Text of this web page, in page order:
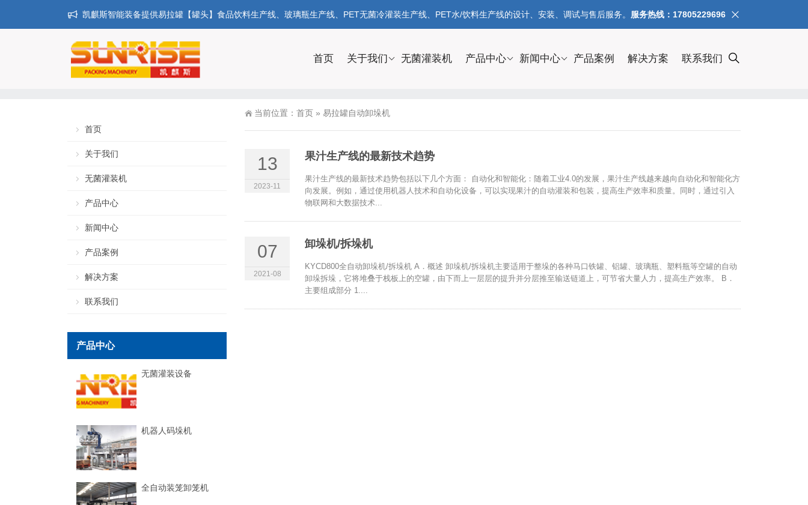
凯麒斯智能装备提供易拉罐【罐头】食品饮料生产线、玻璃瓶生产线、PET无菌冷灌装生产线、PET水/饮料生产线的设计、安装、调试与售后服务。 服务热线：17805229696
首页 关于我们 无菌灌装机 产品中心 新闻中心 产品案例 解决方案 联系我们
当前位置： 首页 » 易拉罐自动卸垛机
13
2023-11
果汁生产线的最新技术趋势
果汁生产线的最新技术趋势包括以下几个方面： 自动化和智能化：随着工业4.0的发展，果汁生产线越来越向自动化和智能化方
向发展。例如，通过使用机器人技术和自动化设备，可以实现果汁的自动灌装和包装，提高生产效率和质量。同时，通过引入
物联网和大数据技术...
07
2021-08
卸垛机/拆垛机
KYCD800全自动卸垛机/拆垛机 A．概述 卸垛机/拆垛机主要适用于整垛的各种马口铁罐、铝罐、玻璃瓶、塑料瓶等空罐的自动
卸垛拆垛，它将堆叠于栈板上的空罐，由下而上一层层的提升并分层推至输送链道上，可节省大量人力，提高生产效率。 B．
主要组成部分 1....
首页
关于我们
无菌灌装机
产品中心
新闻中心
产品案例
解决方案
联系我们
产品中心
无菌灌装设备
机器人码垛机
全自动装笼卸笼机